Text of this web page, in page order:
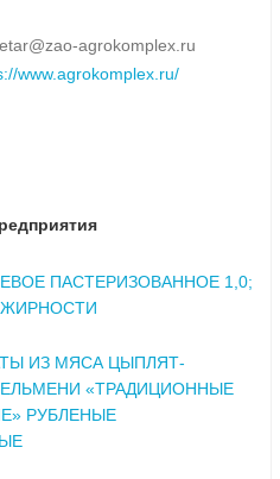
agrokomplex.ru
www.agrokomplex.ru/
ПАСТЕРИЗОВАННОЕ 1,0;
ЖИРНОСТИ
ИЗ МЯСА ЦЫПЛЯТ-
«ТРАДИЦИОННЫЕ
РУБЛЕНЫЕ